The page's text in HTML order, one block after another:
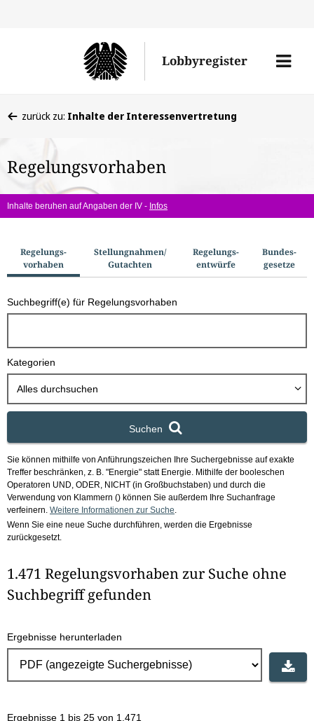
den
Lobbyregister
Menü
befinden
hier:
zurück zu: Inhalte der Interessenvertretung
Regelungsvorhaben
Inhalte beruhen auf Angaben der IV - Infos
u
c
h
o
Regelungs­
vorhaben
Stellungnahmen/​
Gutachten
Regelungs­
entwürfe
Bundes­
gesetze
Suchbegriff(e) für Regelungsvorhaben
Kategorien
Alles durchsuchen
Suchen
Sie können mithilfe von Anführungszeichen Ihre Suchergebnisse auf exakte
Treffer beschränken, z. B. "Energie" statt Energie. Mithilfe der booleschen
Operatoren UND, ODER, NICHT (in Großbuchstaben) und durch die
Verwendung von Klammern () können Sie außerdem Ihre Suchanfrage
verfeinern. Weitere Informationen zur Suche
Wenn Sie eine neue Suche durchführen, werden die Ergebnisse
zurückgesetzt.
1.471 Regelungsvorhaben zur Suche ohne
Suchbegriff gefunden
Ergebnisse herunterladen
Ergebnisse 1 bis 25 von 1.471